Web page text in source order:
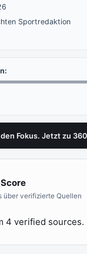
Sportredaktion
Fokus. Jetzt zu
über verifizierte Quellen
4 verified sources.